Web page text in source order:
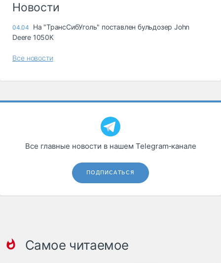
опасные грузы
грузовые
Коммерческий
транспорт
Спецтехника
Автосервис,
запчасти, шины
Дзен
Новости
04.04
На "ТрансСибУголь" поставлен бульдозер John
Deere 1050К
Все новости
Все главные новости в нашем Telegram‑канале
ПОДПИСАТЬСЯ
Самое читаемое